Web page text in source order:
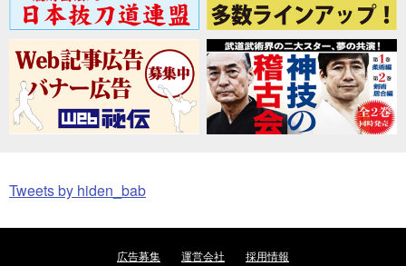
Tweets by hiden_bab
広告募集 運営会社
採用情報